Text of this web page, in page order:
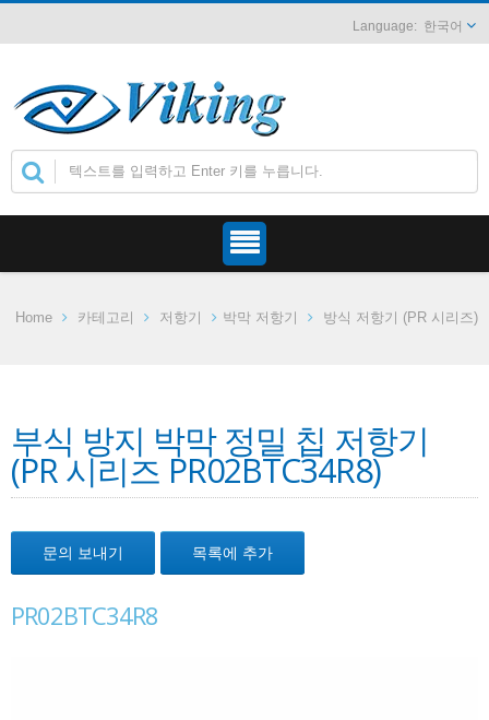
한국어
Home 카테고리 저항기 박막 저항기 방식 저항기 (PR 시리즈)
부식 방지 박막 정밀 칩 저항기
(PR 시리즈 PR02BTC34R8)
문의 보내기 목록에 추가
PR02BTC34R8